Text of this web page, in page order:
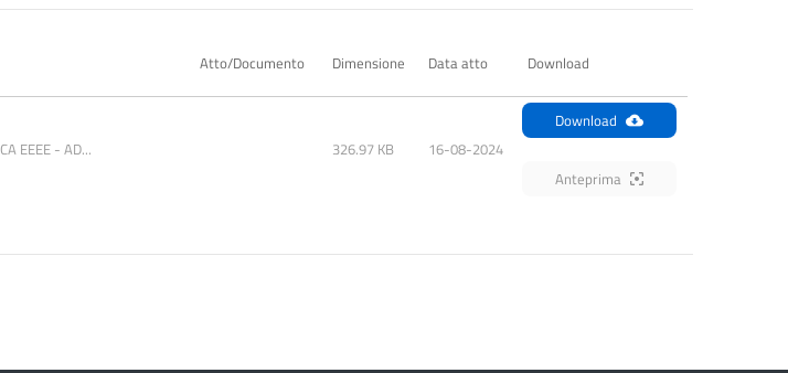
Atto/Documento Dimensione Data atto Download
EEEE - AD... 326.97 KB 16-08-2024
Download
Anteprima